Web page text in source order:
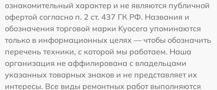
ознакомительный характер и не являются публичной
офертой согласно п. 2 ст. 437 ГК РФ. Названия и
обозначения торговой марки Kyocera упоминаются
только в информационных целях — чтобы обозначить
перечень техники, с которой мы работаем. Наша
организация не аффилирована с владельцами
указанных товарных знаков и не представляет их
интересы. Все виды ремонтных работ выполняются